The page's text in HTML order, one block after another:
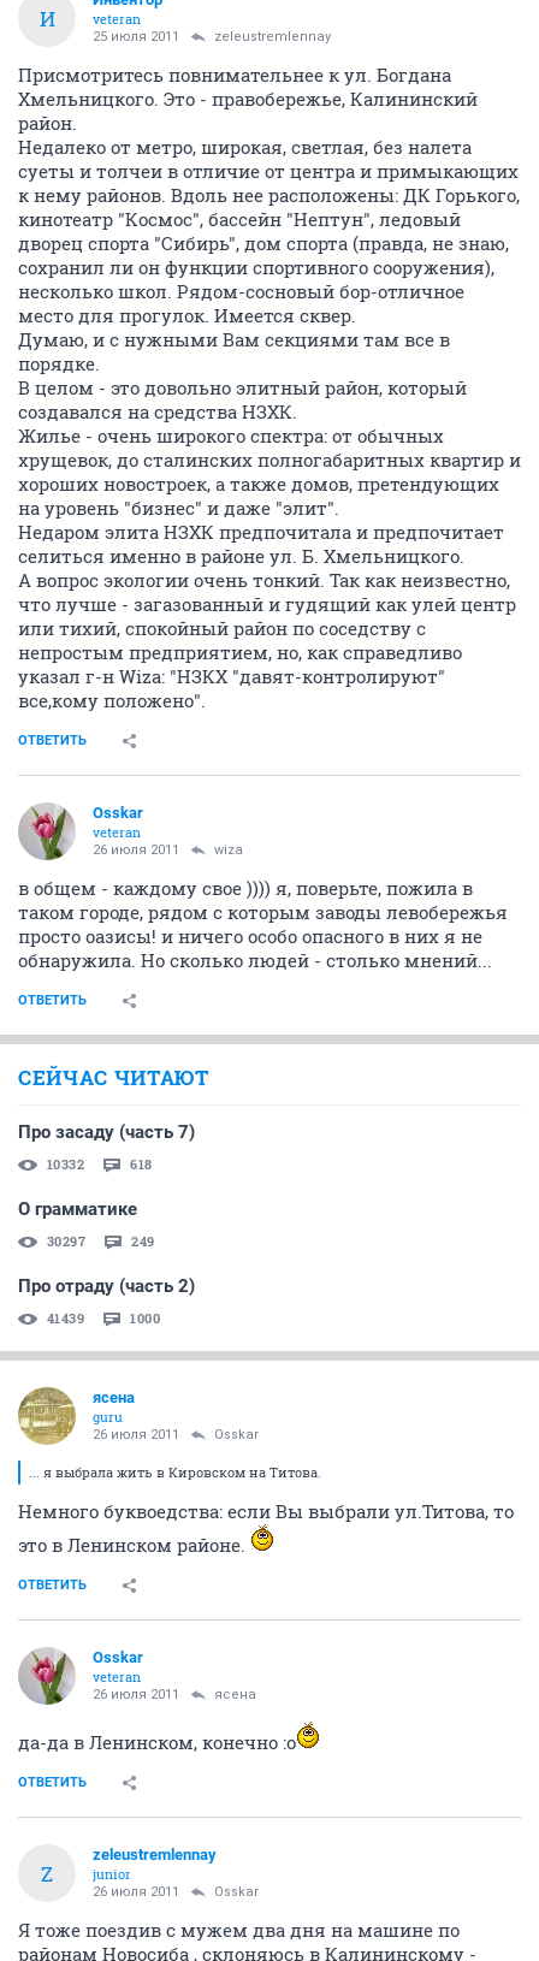
И
veteran
25 июля 2011 zeleustremlennay
Присмотритесь повнимательнее к ул. Богдана
Хмельницкого. Это - правобережье, Калининский
район.
Недалеко от метро, широкая, светлая, без налета
суеты и толчеи в отличие от центра и примыкающих
к нему районов. Вдоль нее расположены: ДК Горького,
кинотеатр "Космос", бассейн "Нептун", ледовый
дворец спорта "Сибирь", дом спорта (правда, не знаю,
сохранил ли он функции спортивного сооружения),
несколько школ. Рядом-сосновый бор-отличное
место для прогулок. Имеется сквер.
Думаю, и с нужными Вам секциями там все в
порядке.
В целом - это довольно элитный район, который
создавался на средства НЗХК.
Жилье - очень широкого спектра: от обычных
хрущевок, до сталинских полногабаритных квартир и
хороших новостроек, а также домов, претендующих
на уровень "бизнес" и даже "элит".
Недаром элита НЗХК предпочитала и предпочитает
селиться именно в районе ул. Б. Хмельницкого.
А вопрос экологии очень тонкий. Так как неизвестно,
что лучше - загазованный и гудящий как улей центр
или тихий, спокойный район по соседству с
непростым предприятием, но, как справедливо
указал г-н Wiza: "НЗКХ "давят-контролируют"
все,кому положено".
ОТВЕТИТЬ
Osskar
veteran
26 июля 2011 wiza
в общем - каждому свое )))) я, поверьте, пожила в
таком городе, рядом с которым заводы левобережья
просто оазисы! и ничего особо опасного в них я не
обнаружила. Но сколько людей - столько мнений...
ОТВЕТИТЬ
СЕЙЧАС ЧИТАЮТ
Про засаду (часть 7)
10332 618
О грамматике
30297 249
Про отраду (часть 2)
41439 1000
ясена
guru
26 июля 2011 Osskar
... я выбрала жить в Кировском на Титова.
Немного буквоедства: если Вы выбрали ул.Титова, то
это в Ленинском районе.
ОТВЕТИТЬ
Osskar
veteran
26 июля 2011 ясена
да-да в Ленинском, конечно :o
ОТВЕТИТЬ
Z
zeleustremlennay
junior
26 июля 2011 Osskar
Я тоже поездив с мужем два дня на машине по
районам Новосиба , склоняюсь в Калининскому -